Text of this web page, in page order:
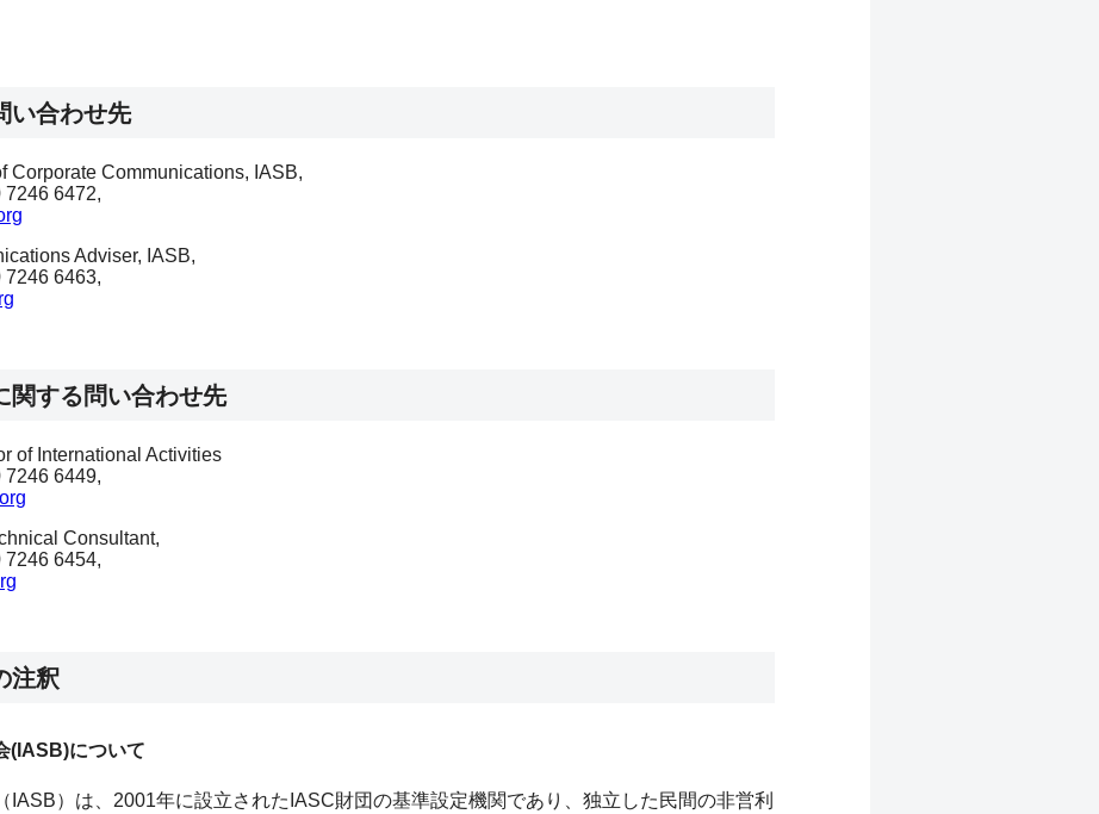
い合わせ先
Corporate Communications, IASB,
7246 6472,
Adviser, IASB,
7246 6463,
関する問い合わせ先
of International Activities
7246 6449,
Consultant,
7246 6454,
注釈
(IASB)について
IASB）は、2001年に設立されたIASC財団の基準設定機関であり、独立した民間の非営利